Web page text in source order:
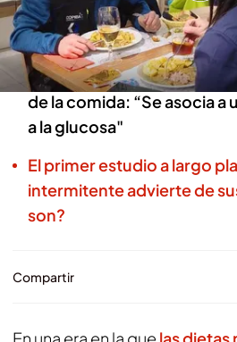
Los horarios de ingesta
cardiovascular, en el
Los expertos
de la comida: “Se asocia a
a la glucosa"
El primer estudio a largo
intermitente advierte de
son?
Compartir